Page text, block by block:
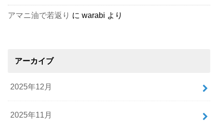
アマニ油で若返り にwarabi より
アーカイブ
2025年12月
2025年11月